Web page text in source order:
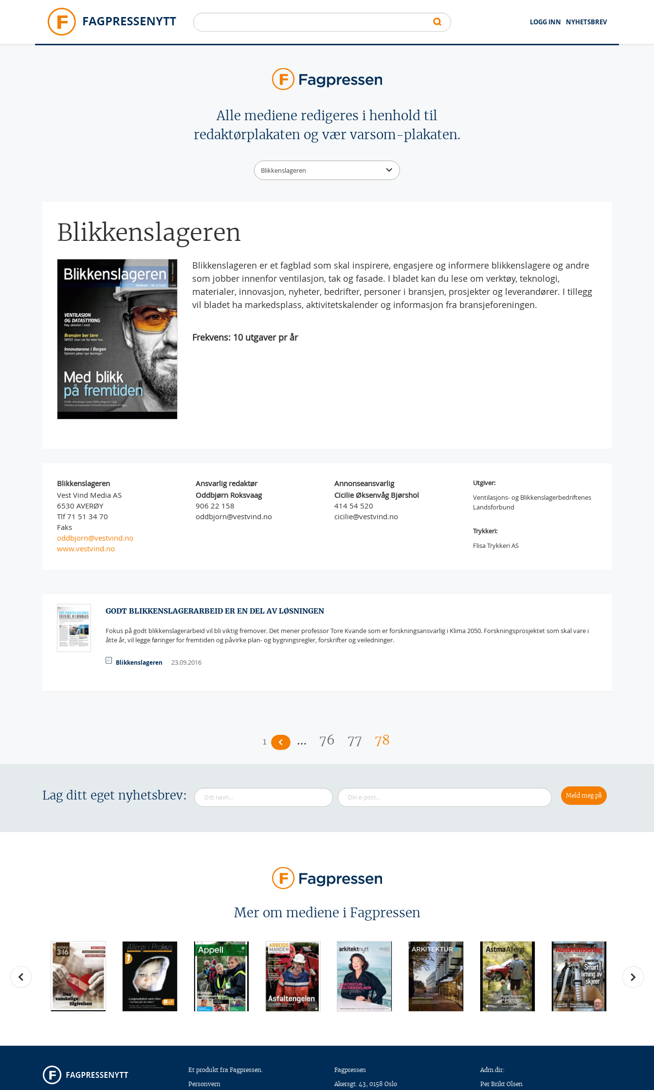
LOGG INN
NYHETSBREV
Alle mediene redigeres i henhold til
redaktørplakaten og vær varsom-plakaten.
Blikkenslageren
Blikkenslageren
Blikkenslageren er et fagblad som skal inspirere, engasjere og informere blikkenslagere og andre
som jobber innenfor ventilasjon, tak og fasade. I bladet kan du lese om verktøy, teknologi,
materialer, innovasjon, nyheter, bedrifter, personer i bransjen, prosjekter og leverandører. I tillegg
vil bladet ha markedsplass, aktivitetskalender og informasjon fra bransjeforeningen.
Frekvens: 10 utgaver pr år
Blikkenslageren
Vest Vind Media AS
6530 AVERØY
Tlf 71 51 34 70
Faks
oddbjorn@vestvind.no
www.vestvind.no
Ansvarlig redaktør
Oddbjørn Roksvaag
906 22 158
oddbjorn@vestvind.no
Annonseansvarlig
Cicilie Øksenvåg Bjørshol
414 54 520
cicilie@vestvind.no
Utgiver:
Ventilasjons- og Blikkenslagerbedriftenes
Landsforbund
Trykkeri:
Flisa Trykkeri AS
GODT BLIKKENSLAGERARBEID ER EN DEL AV LØSNINGEN
Fokus på godt blikkenslagerarbeid vil bli viktig fremover. Det mener professor Tore Kvande som er forskningsansvarlig i Klima 2050. Forskningsprosjektet som skal vare i
åtte år, vil legge føringer for fremtiden og påvirke plan- og bygningsregler, forskrifter og veiledninger.
Blikkenslageren 23.09.2016
1 … 76 77 78
Lag ditt eget nyhetsbrev:
Mer om mediene i Fagpressen
Et produkt fra Fagpressen.
Personvern
Fagpressen
Akersgt. 43, 0158 Oslo
Adm.dir:
Per Brikt Olsen